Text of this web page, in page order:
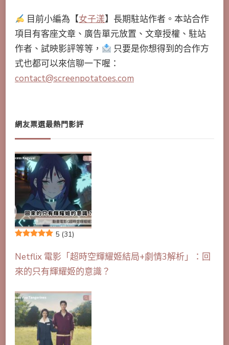
目前小編為【女子漾】長期駐站作者。本站合作
項目有客座文章、廣告單元放置、文章授權、駐站
作者、試映影評等等，
只要是你想得到的合作方
式也都可以來信聊一下喔：
contact@screenpotatoes.com
網友票選最熱門影評
5 (31)
Netflix 電影「超時空輝耀姬結局+劇情3解析」：回
來的只有輝耀姬的意識？